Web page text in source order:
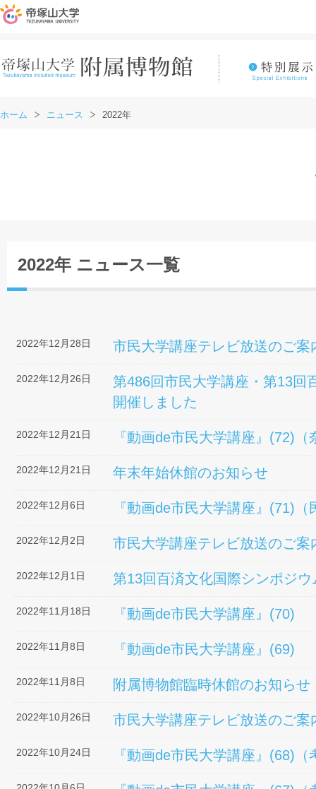
ホーム ニュース 2022年
2022年 ニュース一覧
2022年12月28日 市民大学講座テレビ放送のご案
2022年12月26日
第486回市民大学講座・第13回
開催しました
2022年12月21日 『動画de市民大学講座』(72)
2022年12月21日 年末年始休館のお知らせ
2022年12月6日 『動画de市民大学講座』(71)（
2022年12月2日 市民大学講座テレビ放送のご案
2022年12月1日 第13回百済文化国際シンポジ
2022年11月18日 『動画de市民大学講座』(70)
2022年11月8日 『動画de市民大学講座』(69)
2022年11月8日 附属博物館臨時休館のお知ら
2022年10月26日 市民大学講座テレビ放送のご案
2022年10月24日 『動画de市民大学講座』(68)（